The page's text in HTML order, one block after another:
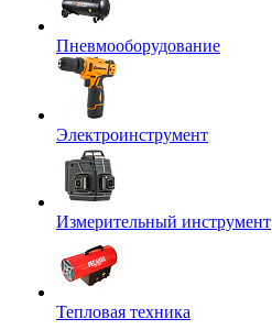
Пневмооборудование
Электроинструмент
Измерительный инструмент
Тепловая техника